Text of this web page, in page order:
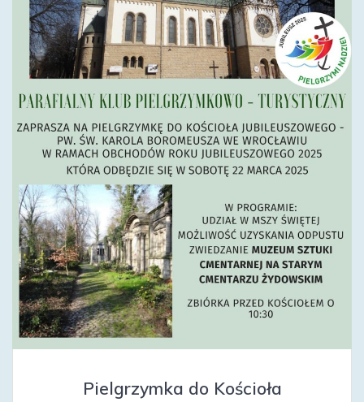
Pielgrzymka do Kościoła